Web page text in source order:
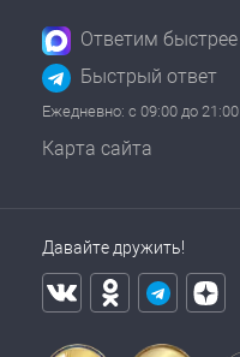
Ответим быстрее
Быстрый ответ
Ежедневно: с 09:00 до 21:00
Карта сайта
Давайте дружить!